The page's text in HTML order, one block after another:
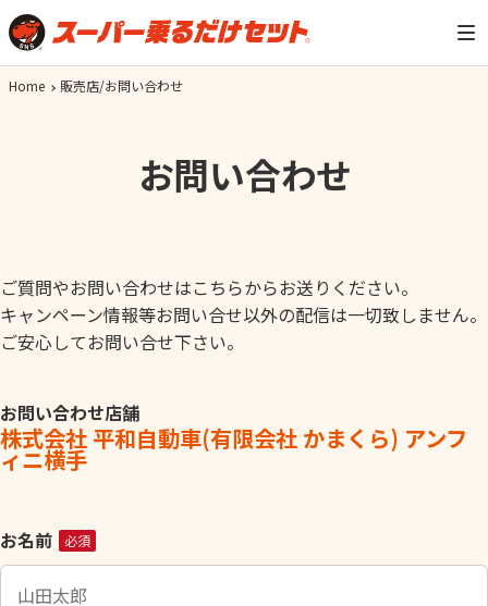
Home 販売店/お問い合わせ
お問い合わせ
ご質問やお問い合わせはこちらからお送りください。
キャンペーン情報等お問い合せ以外の配信は一切致しません。
ご安心してお問い合せ下さい。
お問い合わせ店舗
株式会社 平和自動車(有限会社 かまくら) アンフ
ィニ横手
こ
の
お名前 必須